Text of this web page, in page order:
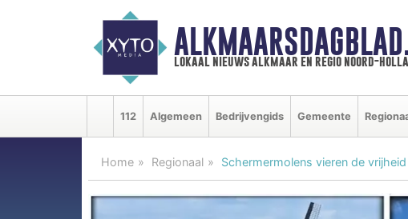
lokaal nieuws alkmaar en regio noord-
112 Algemeen Bedrijvengids Gemeente
Home Regionaal Schermermolens vieren de